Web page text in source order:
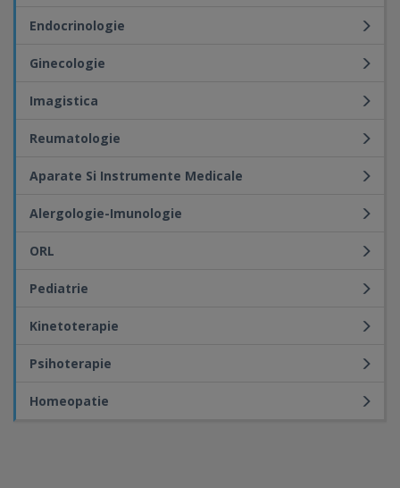
Endocrinologie
Ginecologie
Imagistica
Reumatologie
Aparate Si Instrumente Medicale
Alergologie-Imunologie
ORL
Pediatrie
Kinetoterapie
Psihoterapie
Homeopatie